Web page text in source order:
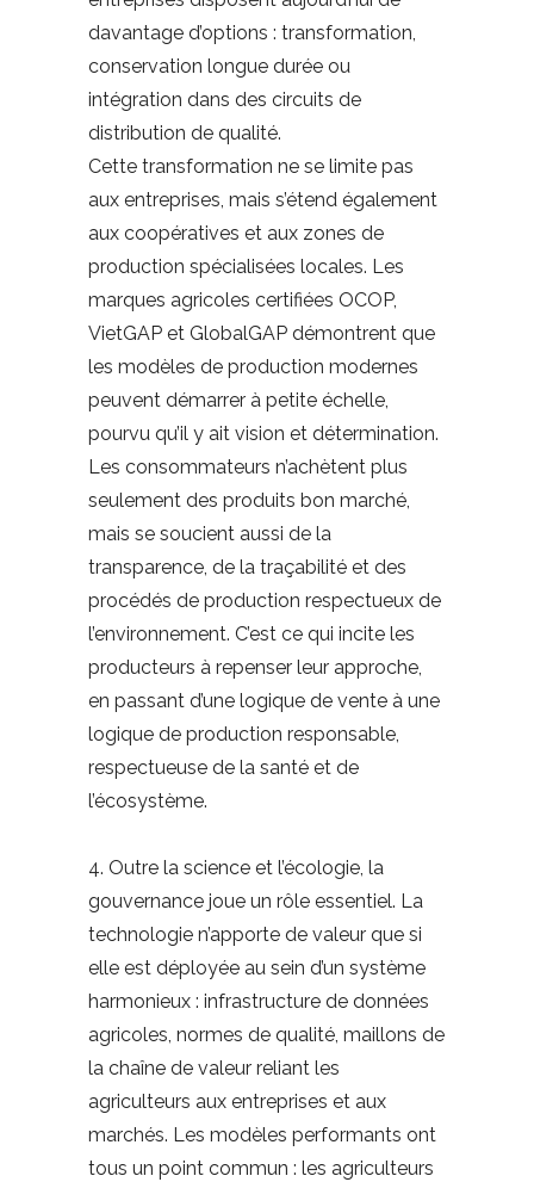
davantage d’options : transformation,
conservation longue durée ou
intégration dans des circuits de
distribution de qualité.
Cette transformation ne se limite pas
aux entreprises, mais s’étend également
aux coopératives et aux zones de
production spécialisées locales. Les
marques agricoles certifiées OCOP,
VietGAP et GlobalGAP démontrent que
les modèles de production modernes
peuvent démarrer à petite échelle,
pourvu qu’il y ait vision et détermination.
Les consommateurs n’achètent plus
seulement des produits bon marché,
mais se soucient aussi de la
transparence, de la traçabilité et des
procédés de production respectueux de
l’environnement. C’est ce qui incite les
producteurs à repenser leur approche,
en passant d’une logique de vente à une
logique de production responsable,
respectueuse de la santé et de
l’écosystème.
4. Outre la science et l’écologie, la
gouvernance joue un rôle essentiel. La
technologie n’apporte de valeur que si
elle est déployée au sein d’un système
harmonieux : infrastructure de données
agricoles, normes de qualité, maillons de
la chaîne de valeur reliant les
agriculteurs aux entreprises et aux
marchés. Les modèles performants ont
tous un point commun : les agriculteurs